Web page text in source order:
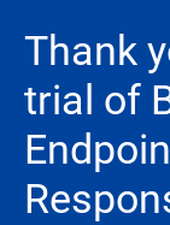
Thank
trial of